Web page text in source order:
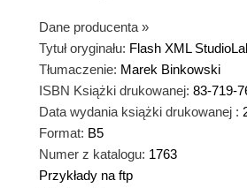
Dane producenta »
Tytuł oryginału: Flash XML
Tłumaczenie: Marek Binkowski
ISBN Książki drukowanej: 83-719-
Data wydania książki drukowanej :
Format: B5
Numer z katalogu: 1763
Przykłady na ftp